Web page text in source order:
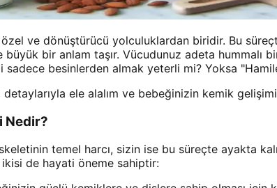
ve dönüştürücü yolculuklardan biridir. Bu
bir anlam taşır. Vücudunuz adeta hummalı
besinlerden almak yeterli mi? Yoksa
ele alalım ve bebeğinizin kemik
Nedir?
temel harcı, sizin ise bu süreçte ayakta
de hayati öneme sahiptir: